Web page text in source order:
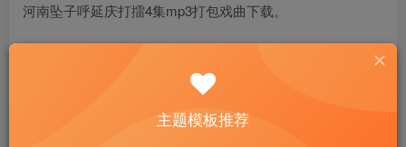
河南坠子呼延庆打擂4集mp3打包戏曲下载。
河南坠子《呼延庆打擂》朱立忠01.mp3
主题模板推荐